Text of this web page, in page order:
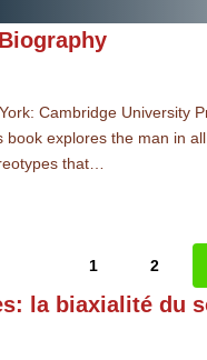
Cambridge University
explores the man in
that…
1 2
la biaxialité du